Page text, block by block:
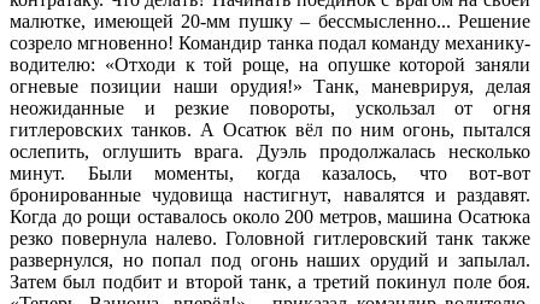
малютке, имеющей 20-мм пушку – бессмысленно... Решение
созрело мгновенно! Командир танка подал команду механику-
водителю: «Отходи к той роще, на опушке которой заняли
огневые позиции наши орудия!» Танк, маневрируя, делая
неожиданные и резкие повороты, ускользал от огня
гитлеровских танков. А Осатюк вёл по ним огонь, пытался
ослепить, оглушить врага. Дуэль продолжалась несколько
минут. Были моменты, когда казалось, что вот-вот
бронированные чудовища настигнут, навалятся и раздавят.
Когда до рощи оставалось около 200 метров, машина Осатюка
резко повернула налево. Головной гитлеровский танк также
развернулся, но попал под огонь наших орудий и запылал.
Затем был подбит и второй танк, а третий покинул поле боя.